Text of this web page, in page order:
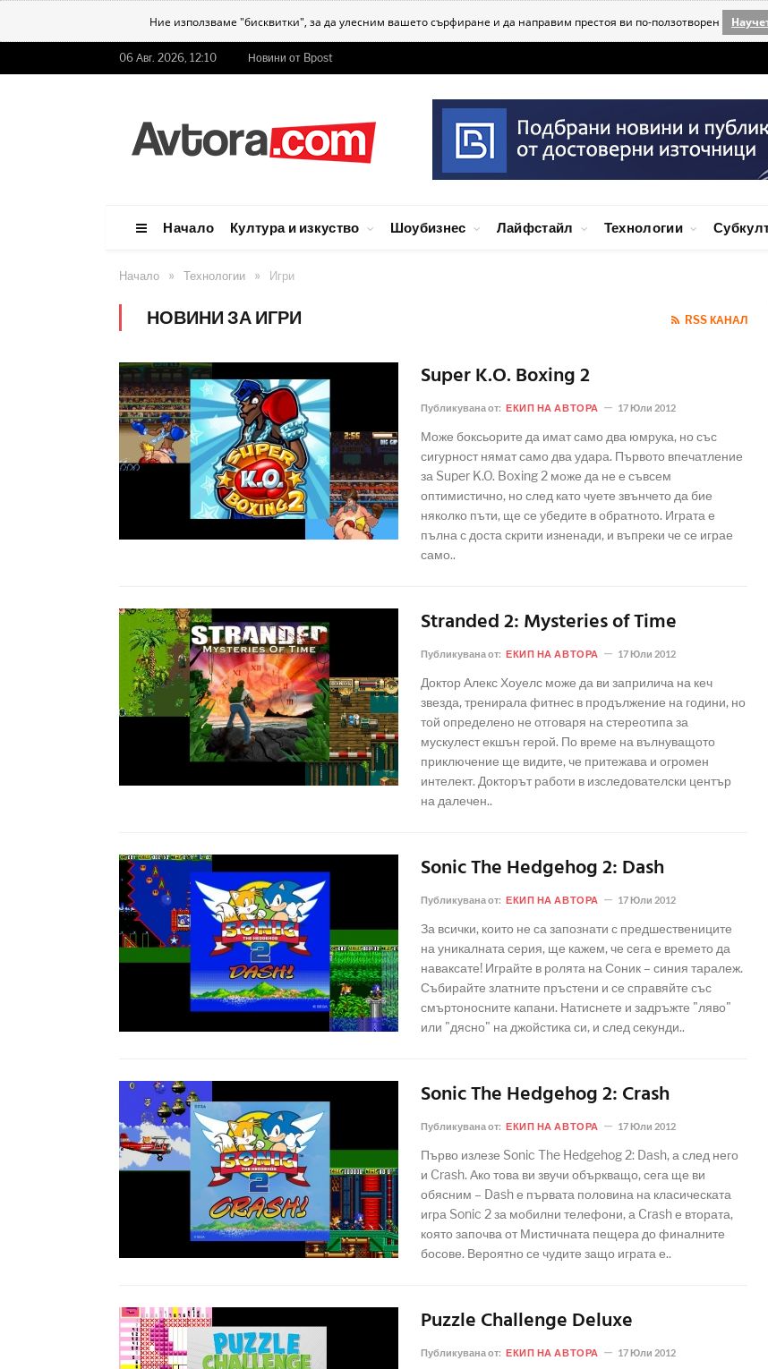
Ние използваме "бисквитки", за да улесним вашето сърфиране и да направим престоя ви по-ползотворен
06 Авг. 2026, 12:10 Новини от Bpost
Начало Култура и изкуство Шоубизнес Лайфстайл Технологии
Начало » Технологии » Игри
НОВИНИ ЗА ИГРИ RSS КАНАЛ
Super K.O. Boxing 2
Публикувана от: ЕКИП НА АВТОРА 17 Юли 2012
Може боксьорите да имат само два юмрука, но със
сигурност нямат само два удара. Първото впечатление
за Super K.O. Boxing 2 може да не е съвсем
оптимистично, но след като чуете звънчето да бие
няколко пъти, ще се убедите в обратното. Играта е
пълна с доста скрити изненади, и въпреки че се играе
само..
Stranded 2: Mysteries of Time
Публикувана от: ЕКИП НА АВТОРА 17 Юли 2012
Доктор Алекс Хоуелс може да ви заприлича на кеч
звезда, тренирала фитнес в продължение на години, но
той определено не отговаря на стереотипа за
мускулест екшън герой. По време на вълнуващото
приключение ще видите, че притежава и огромен
интелект. Докторът работи в изследователски център
на далечен..
Sonic The Hedgehog 2: Dash
Публикувана от: ЕКИП НА АВТОРА 17 Юли 2012
За всички, които не са запознати с предшествениците
на уникалната серия, ще кажем, че сега е времето да
наваксате! Играйте в ролята на Соник – синия таралеж.
Събирайте златните пръстени и се справяйте със
смъртоносните капани. Натиснете и задръжте "ляво"
или "дясно" на джойстика си, и след секунди..
Sonic The Hedgehog 2: Crash
Публикувана от: ЕКИП НА АВТОРА 17 Юли 2012
Първо излезе Sonic The Hedgehog 2: Dash, а след него
и Crash. Ако това ви звучи объркващо, сега ще ви
обясним – Dash е първата половина на класическата
игра Sonic 2 за мобилни телефони, а Crash е втората,
която започва от Мистичната пещера до финалните
босове. Вероятно се чудите защо играта е..
Puzzle Challenge Deluxe
Публикувана от: ЕКИП НА АВТОРА 17 Юли 2012